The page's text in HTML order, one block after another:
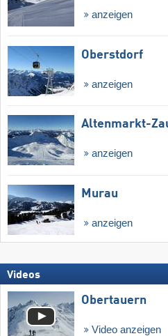
anzeigen
Oberstdorf
anzeigen
Altenmarkt-
anzeigen
Murau
anzeigen
Videos
Obertauern
Video anzeigen